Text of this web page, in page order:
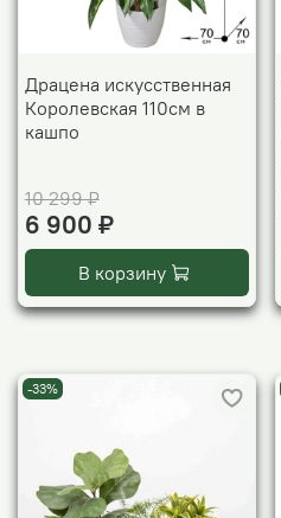
Драцена искусственная
Королевская 110см в
кашпо
10 299 ₽
6 900 ₽
В корзину
-33%